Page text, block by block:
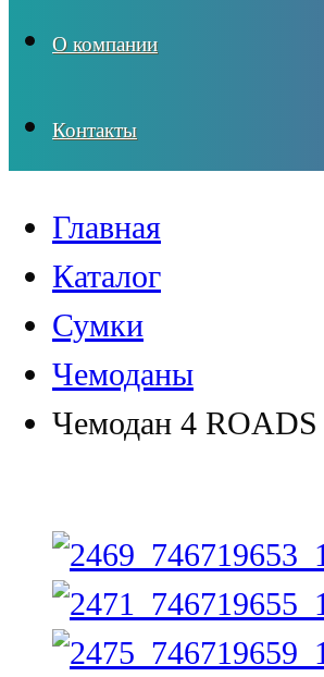
О компании
Контакты
Главная
Каталог
Сумки
Чемоданы
Чемодан 4